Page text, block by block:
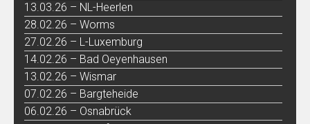
13.03.26 – NL-Heerlen
28.02.26 – Worms
27.02.26 – L-Luxemburg
14.02.26 – Bad Oeyenhausen
13.02.26 – Wismar
07.02.26 – Bargteheide
06.02.26 – Osnabrück